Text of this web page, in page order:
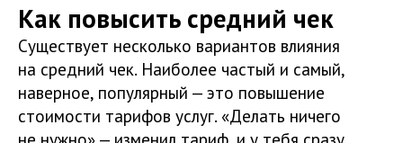
Как повысить средний чек
Существует несколько вариантов влияния
на средний чек. Наиболее частый и самый,
наверное, популярный — это повышение
стоимости тарифов услуг. «Делать ничего